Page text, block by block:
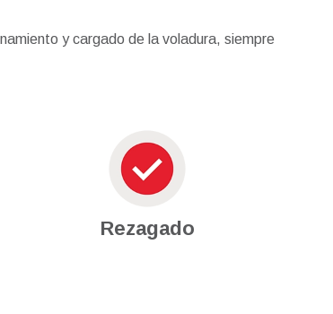
y cargado de la voladura, siempre
Rezagado